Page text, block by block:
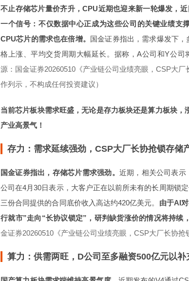
不止存储芯片量价齐升，CPU近期也迎来新一轮爆发，
一个信号：不仅数据中心正成为这些公司的关键业绩支
CPU芯片的需求也在倍增。 国金证券指出，需求爆发下
格上涨、平均交货周期大幅延长。据称，A公司和Y公司
源：国金证券20260510《产业链公司业绩亮眼，CSP大
作列示，不构成任何投资建议）
当前芯片板块需求旺盛，无论是存力板块还是算力板块，
产业高景气！
存力：需求延续强劲，CSP大厂长协抢锁存储
国金证券指出，存储芯片需求强劲。 近期，相关公司表示
公司在4月30日表示，大客户正在以前所未有的长周期锁
三份合同提供的合同底价收入高达约420亿美元。 由于AI
行就市”走向“长协议锁定”，研判缺货涨价的情况将持续
金证券20260510《产业链公司业绩亮眼，CSP大厂长协抢
算力：供需两旺，D公司至多融资500亿元以补